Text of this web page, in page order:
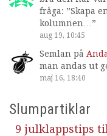
fråga: ”Skapa
kolumnen… ”
aug 19, 10:45
Semlan på
man andas ut
maj 16, 18:40
Slumpartiklar
9 julklappstips